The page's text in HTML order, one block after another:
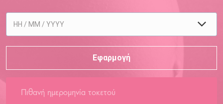
Πιθανή ημερομηνία τοκετού